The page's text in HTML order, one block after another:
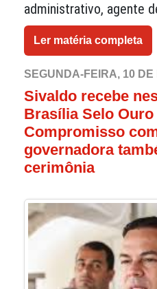
administrativo, agente
enfermagem, auxiliar de
médico, dentista,
pedreiro, não foram
que a prática irregular
temporária segue
Ler matéria completa
SEGUNDA-FEIRA, 10
Sivaldo recebe
Brasília Selo
Compromisso
governadora
cerimônia